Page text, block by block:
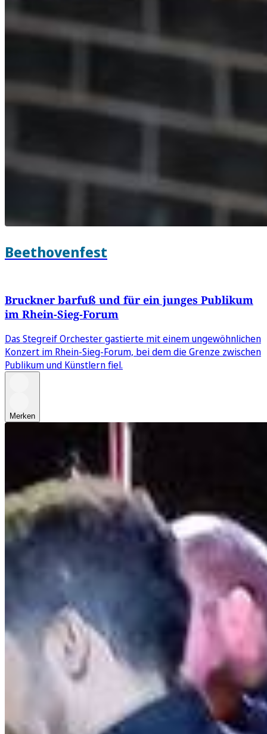
Beethovenfest
Bruckner barfuß und für ein junges Publikum
im Rhein-Sieg-Forum
Das Stegreif Orchester gastierte mit einem ungewöhnlichen
Konzert im Rhein-Sieg-Forum, bei dem die Grenze zwischen
Publikum und Künstlern fiel.
Merken